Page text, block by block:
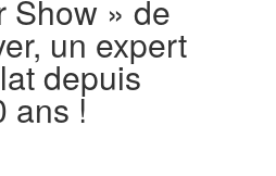
Show » de
un expert
depuis
ans !